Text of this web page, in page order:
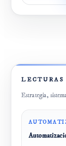
LECTURAS
Estrategia,